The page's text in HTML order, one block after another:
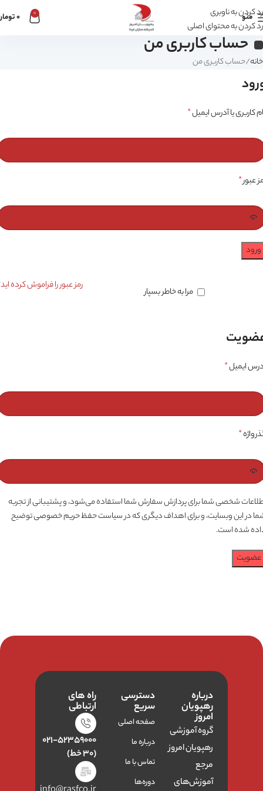
رد کردن به ناوبری
رد کردن به محتوای اصلی
منو 0
0
حساب کاربری من
خانه حساب کاربری من
کاربری یا آدرس ایمیل*
عبور*
ورود
رمز عبور را فراموش کرده
مرا به خاطر بسپار
ایمیل*
*
شخصی شما برای پردازش سفارش شما استفاده می‌شود، و پشتیبانی از تجربه
در این وبسایت، و برای اهداف دیگری که درسیاست حفظ حریم خصوصیتوضیح
شده است.
عضویت
درباره
رهپویان
امروز
گروه آموزشی
رهپویان امروز
مرجع
آموزش‌های
دسترسی
سریع
صفحه اصلی
درباره ما
تماس با ما
دوره‌ها
راه های
ارتباطی
۰۲۱-۵۲۳۵۹۰۰۰
(۳۰ خط)